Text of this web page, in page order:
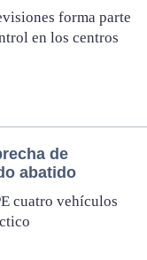
forma parte
en los centros
de
abatido
cuatro vehículos